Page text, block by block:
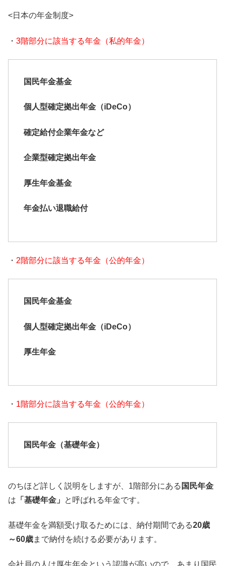
<日本の年金制度>
・ 3階部分に該当する年金（私的年金）
国民年金基金
個人型確定拠出年金（iDeCo）
確定給付企業年金など
企業型確定拠出年金
厚生年金基金
年金払い退職給付
・ 2階部分に該当する年金（公的年金）
国民年金基金
個人型確定拠出年金（iDeCo）
厚生年金
・ 1階部分に該当する年金（公的年金）
国民年金（基礎年金）
のちほど詳しく説明をしますが、 1階部分にある 国民年金
は 「基礎年金」 と呼ばれる年金です。
基礎年金を満額受け取るためには、納付期間である20歳
～60歳まで納付を続ける必要があります。